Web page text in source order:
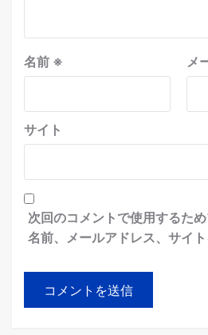
名前 ※ メ
サイト
次回のコメントで使用するた
名前、メールアドレス、サイト